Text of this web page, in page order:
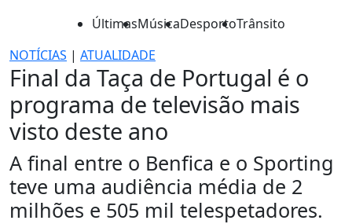
ÚltimasMúsicaDesportoTrânsito
NOTÍCIAS | ATUALIDADE
Final da Taça de Portugal é o
programa de televisão mais
visto deste ano
A final entre o Benfica e o Sporting
teve uma audiência média de 2
milhões e 505 mil telespetadores.